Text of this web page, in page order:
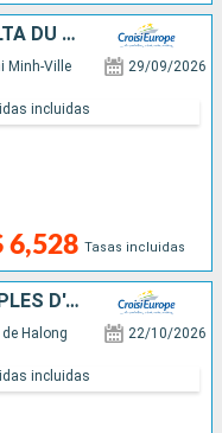
DES TEMPLES D'ANGKOR AU DELTA DU MÉKONG, HANOÏ ET LA BAIE D'ALONG (FORMULE PORT/PORT)
Minh-Ville 29/09/2026
6,528 Tasas incluidas
incluidas
DU DELTA DU MÉKONG AUX TEMPLES D'ANGKOR, HANOÏ ET LA BAIE D'ALONG (FORMULE PORT/PORT)
de Halong 22/10/2026
incluidas